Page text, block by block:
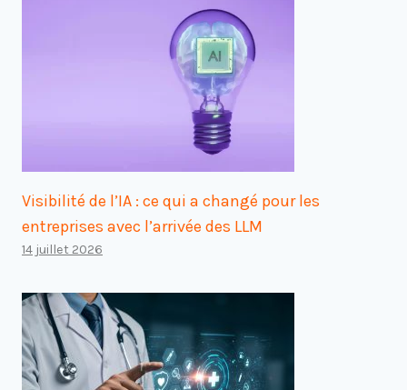
Visibilité de l’IA : ce qui a changé pour les
entreprises avec l’arrivée des LLM
14 juillet 2026